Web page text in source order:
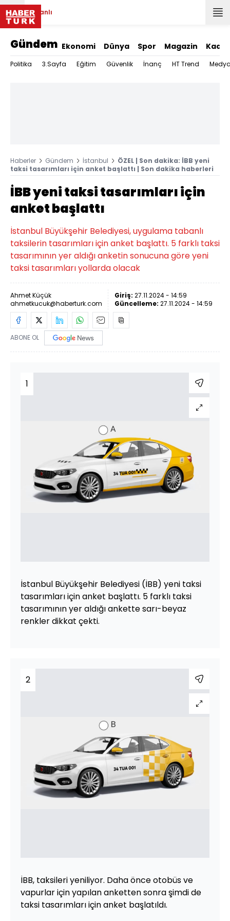
Canlı
Gündem Ekonomi Dünya Spor Magazin Kadın
Politika 3.Sayfa Eğitim Güvenlik İnanç HT Trend
Haberler Gündem İstanbul
ÖZEL | Son dakika: İBB yeni
taksi tasarımları için anket başlattı | Son dakika haberleri
İBB yeni taksi tasarımları için
anket başlattı
İstanbul Büyükşehir Belediyesi, uygulama tabanlı
taksilerin tasarımları için anket başlattı. 5 farklı taksi
tasarımının yer aldığı anketin sonucuna göre yeni
taksi tasarımları yollarda olacak
Ahmet Küçük
ahmetkucuk@haberturk.com
Giriş: 27.11.2024 - 14:59
Güncelleme: 27.11.2024 - 14:59
ABONE OL
1
İstanbul Büyükşehir Belediyesi (İBB) yeni taksi
tasarımları için anket başlattı. 5 farklı taksi
tasarımının yer aldığı ankette sarı-beyaz
renkler dikkat çekti.
2
İBB, taksileri yeniliyor. Daha önce otobüs ve
vapurlar için yapılan anketten sonra şimdi de
taksi tasarımları için anket başlatıldı.